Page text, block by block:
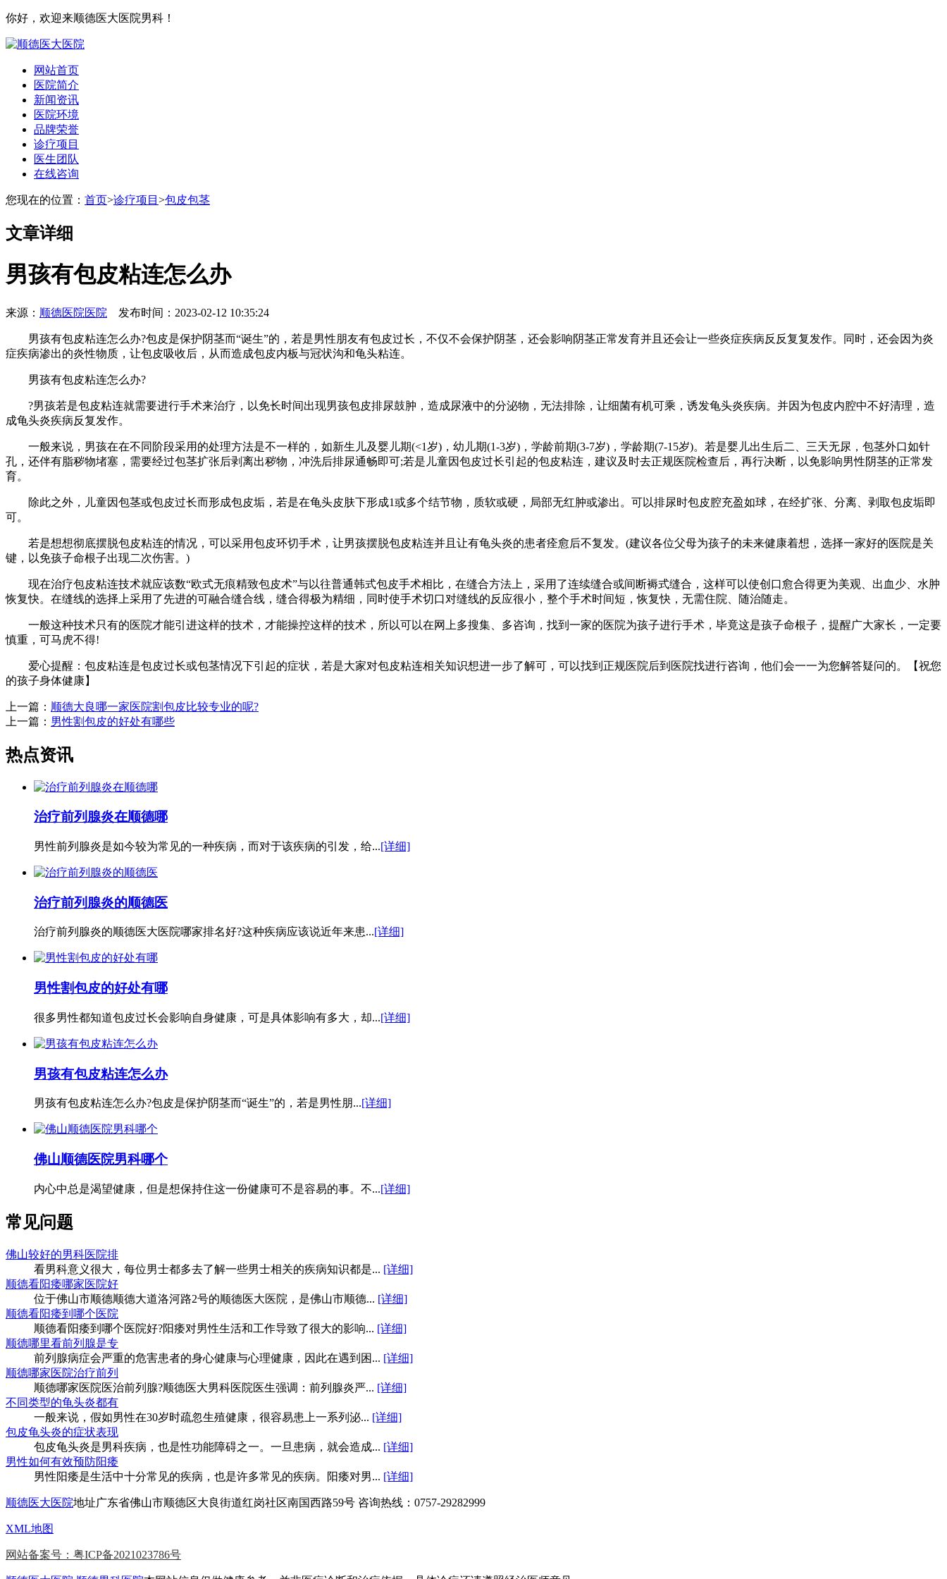
你好，欢迎来顺德医大医院男科！
网站首页
医院简介
新闻资讯
医院环境
品牌荣誉
诊疗项目
医生团队
在线咨询
您现在的位置： 首页>诊疗项目 >包皮包茎
文章详细
男孩有包皮粘连怎么办
来源： 顺德医院医院 发布时间：2023-02-12 10:35:24
男孩有包皮粘连怎么办?包皮是保护阴茎而“诞生”的，若是男性朋友有包皮过长，不仅不会保护阴茎，还会影响阴茎正常发育并且还会让一些炎症疾病反反复复发作。同时，还会因为炎
症疾病渗出的炎性物质，让包皮吸收后，从而造成包皮内板与冠状沟和龟头粘连。
男孩有包皮粘连怎么办?
?男孩若是包皮粘连就需要进行手术来治疗，以免长时间出现男孩包皮排尿鼓肿，造成尿液中的分泌物，无法排除，让细菌有机可乘，诱发龟头炎疾病。并因为包皮内腔中不好清理，造
成龟头炎疾病反复发作。
一般来说，男孩在在不同阶段采用的处理方法是不一样的，如新生儿及婴儿期(<1岁)，幼儿期(1-3岁)，学龄前期(3-7岁)，学龄期(7-15岁)。若是婴儿出生后二、三天无尿，包茎外口如针
孔，还伴有脂秽物堵塞，需要经过包茎扩张后剥离出秽物，冲洗后排尿通畅即可;若是儿童因包皮过长引起的包皮粘连，建议及时去正规医院检查后，再行决断，以免影响男性阴茎的正常发
育。
除此之外，儿童因包茎或包皮过长而形成包皮垢，若是在龟头皮肤下形成1或多个结节物，质软或硬，局部无红肿或渗出。可以排尿时包皮腔充盈如球，在经扩张、分离、剥取包皮垢即
可。
若是想想彻底摆脱包皮粘连的情况，可以采用包皮环切手术，让男孩摆脱包皮粘连并且让有龟头炎的患者痊愈后不复发。(建议各位父母为孩子的未来健康着想，选择一家好的医院是关
键，以免孩子命根子出现二次伤害。)
现在治疗包皮粘连技术就应该数“欧式无痕精致包皮术”与以往普通韩式包皮手术相比，在缝合方法上，采用了连续缝合或间断褥式缝合，这样可以使创口愈合得更为美观、出血少、水肿
恢复快。在缝线的选择上采用了先进的可融合缝合线，缝合得极为精细，同时使手术切口对缝线的反应很小，整个手术时间短，恢复快，无需住院、随治随走。
一般这种技术只有的医院才能引进这样的技术，才能操控这样的技术，所以可以在网上多搜集、多咨询，找到一家的医院为孩子进行手术，毕竟这是孩子命根子，提醒广大家长，一定要
慎重，可马虎不得!
爱心提醒：包皮粘连是包皮过长或包茎情况下引起的症状，若是大家对包皮粘连相关知识想进一步了解可，可以找到正规医院后到医院找进行咨询，他们会一一为您解答疑问的。【祝您
的孩子身体健康】
上一篇： 顺德大良哪一家医院割包皮比较专业的呢?
上一篇： 男性割包皮的好处有哪些
热点资讯
治疗前列腺炎在顺德哪
男性前列腺炎是如今较为常见的一种疾病，而对于该疾病的引发，给...[详细]
治疗前列腺炎的顺德医
治疗前列腺炎的顺德医大医院哪家排名好?这种疾病应该说近年来患...[详细]
男性割包皮的好处有哪
很多男性都知道包皮过长会影响自身健康，可是具体影响有多大，却...[详细]
男孩有包皮粘连怎么办
男孩有包皮粘连怎么办?包皮是保护阴茎而“诞生”的，若是男性朋...[详细]
佛山顺德医院男科哪个
内心中总是渴望健康，但是想保持住这一份健康可不是容易的事。不...[详细]
常见问题
佛山较好的男科医院排
看男科意义很大，每位男士都多去了解一些男士相关的疾病知识都是... [详细]
顺德看阳痿哪家医院好
位于佛山市顺德顺德大道洛河路2号的顺德医大医院，是佛山市顺德... [详细]
顺德看阳痿到哪个医院
顺德看阳痿到哪个医院好?阳痿对男性生活和工作导致了很大的影响... [详细]
顺德哪里看前列腺是专
前列腺病症会严重的危害患者的身心健康与心理健康，因此在遇到困... [详细]
顺德哪家医院治疗前列
顺德哪家医院医治前列腺?顺德医大男科医院医生强调：前列腺炎严... [详细]
不同类型的龟头炎都有
一般来说，假如男性在30岁时疏忽生殖健康，很容易患上一系列泌... [详细]
包皮龟头炎的症状表现
包皮龟头炎是男科疾病，也是性功能障碍之一。一旦患病，就会造成... [详细]
男性如何有效预防阳痿
男性阳痿是生活中十分常见的疾病，也是许多常见的疾病。阳痿对男... [详细]
顺德医大医院地址广东省佛山市顺德区大良街道红岗社区南国西路59号 咨询热线：0757-29282999
XML地图
网站备案号：粤ICP备2021023786号